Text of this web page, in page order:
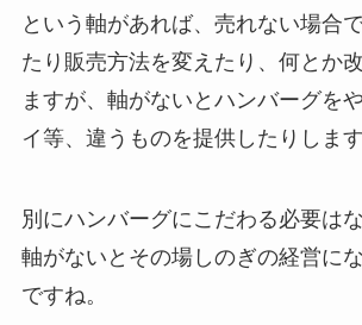
という軸があれば、売れない場合
たり販売方法を変えたり、何とか
ますが、軸がないとハンバーグを
イ等、違うものを提供したりします
別にハンバーグにこだわる必要は
軸がないとその場しのぎの経営に
ですね。